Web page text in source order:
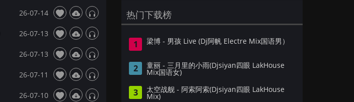
26-07-14
26-07-13
26-07-13
26-07-11
26-07-10
热门下载榜
1 梁博 - 男孩 Live (Dj阿帆 Electre Mix国语男）
2 童丽 - 三月里的小雨(Djsiyan四眼 LakHouse
Mix国语女)
3 太空战舰 - 阿索阿索(Djsiyan四眼 LakHouse
Mix)